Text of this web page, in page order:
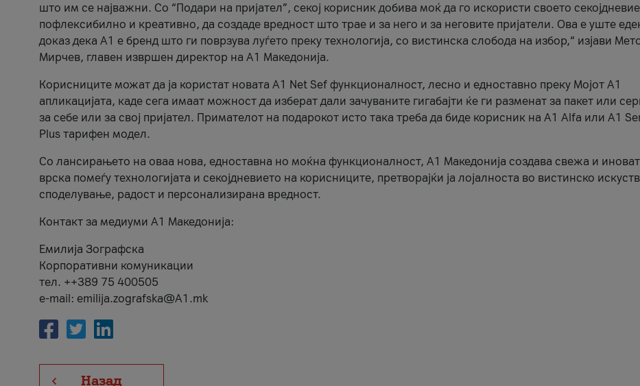
што им се најважни. Со “Подари на пријател”, секој корисник добива моќ да го искористи своето секојдневие
пофлексибилно и креативно, да создаде вредност што трае и за него и за неговите пријатели. Ова е уште
доказ дека А1 е бренд што ги поврзува луѓето преку технологија, со вистинска слобода на избор,“ изјави
Мирчев, главен извршен директор на А1 Македонија.
Корисниците можат да ја користат новата А1 Net Sef функционалност, лесно и едноставно преку Мојот А1
апликацијата, каде сега имаат можност да изберат дали зачуваните гигабајти ќе ги разменат за пакет или
за себе или за свој пријател. Примателот на подарокот исто така треба да биде корисник на А1 Alfa или A1
Plus тарифен модел.
Со лансирањето на оваа нова, едноставна но моќна функционалност, А1 Македонија создава свежа и
врска помеѓу технологијата и секојдневието на корисниците, претворајќи ја лојалноста во вистинско
споделување, радост и персонализирана вредност.
Контакт за медиуми А1 Македонија:
Емилија Зографска
Корпоративни комуникации
тел. ++389 75 400505
e-mail: emilija.zografska@A1.mk
Назад